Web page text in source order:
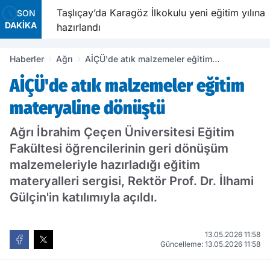
SON
DAKİKA
Taşlıçay’da Karagöz İlkokulu yeni eğitim yılına
hazırlandı
Haberler Ağrı
AİÇÜ'de atık malzemeler eğitim
AİÇÜ'de atık malzemeler eğitim
materyaline dönüştü
Ağrı İbrahim Çeçen Üniversitesi Eğitim
Fakültesi öğrencilerinin geri dönüşüm
malzemeleriyle hazırladığı eğitim
materyalleri sergisi, Rektör Prof. Dr. İlhami
Gülçin'in katılımıyla açıldı.
13.05.2026 11:58
Güncelleme: 13.05.2026 11:58